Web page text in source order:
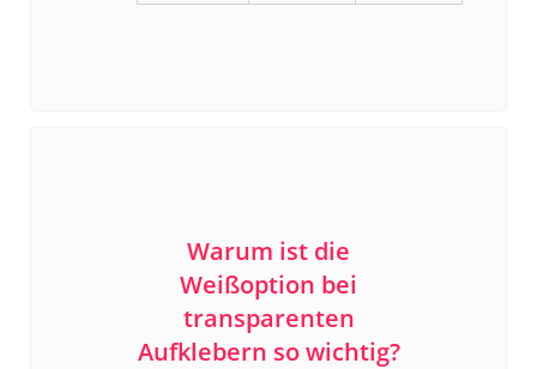
Warum ist die
Weißoption bei
transparenten
Aufklebern so wichtig?